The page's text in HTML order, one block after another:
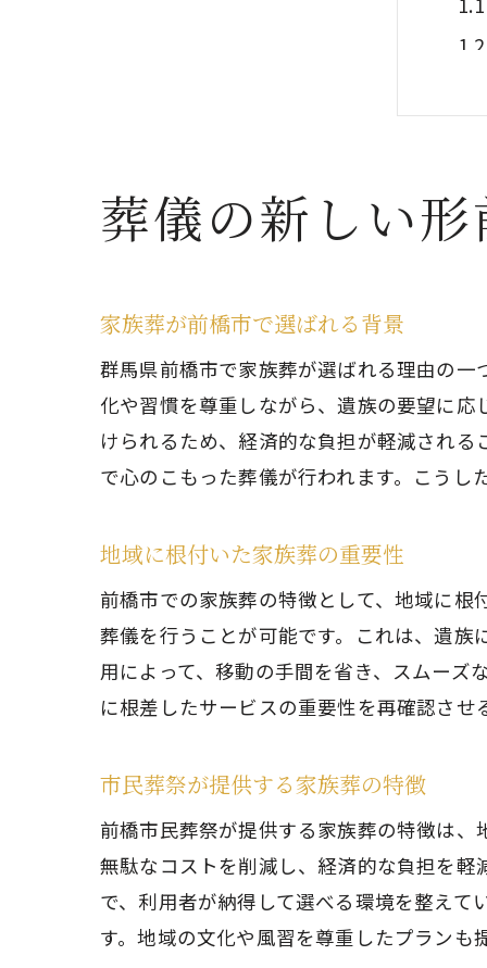
前
葬儀の新しい
家族葬が前橋市で選ばれる背景
群馬県前橋市で家族葬が選ばれる理由の
化や習慣を尊重しながら、遺族の要望に
けられるため、経済的な負担が軽減され
で心のこもった葬儀が行われます。こう
地域に根付いた家族葬の重要性
前橋市での家族葬の特徴として、地域に
葬儀を行うことが可能です。これは、遺
用によって、移動の手間を省き、スムー
に根差したサービスの重要性を再確認させ
市民葬祭が提供する家族葬の特徴
前橋市民葬祭が提供する家族葬の特徴は
無駄なコストを削減し、経済的な負担を
で、利用者が納得して選べる環境を整え
す。地域の文化や風習を尊重したプラン